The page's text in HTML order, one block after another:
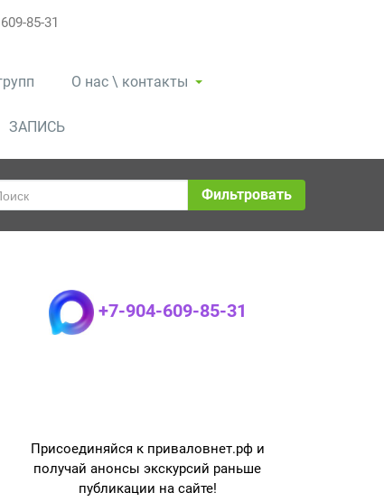
85-31
О нас \ контакты
ЗАПИСЬ
Фильтровать
+7-904-609-85-31
Присоединяйся к приваловнет.рф и
получай анонсы экскурсий раньше
публикации на сайте!